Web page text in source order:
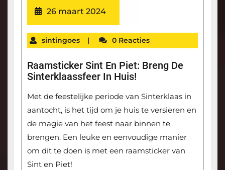
26 maart 2024
sintingoes | 0 Reacties
Raamsticker Sint En Piet: Breng De
Sinterklaassfeer In Huis!
Met de feestelijke periode van Sinterklaas in
aantocht, is het tijd om je huis te versieren en
de magie van het feest naar binnen te
brengen. Een leuke en eenvoudige manier
om dit te doen is met een raamsticker van
Sint en Piet!